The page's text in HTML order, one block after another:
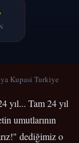
Kupasi Turkiye
yıl... Tam 24 yıl
umutlarının
dediğimiz o